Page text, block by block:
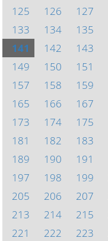
125
126 127
133
134 135
141
142 143
149
150 151
157
158 159
165
166 167
173
174 175
181
182 183
189
190 191
197
198 199
205
206 207
213
214 215
221
222 223